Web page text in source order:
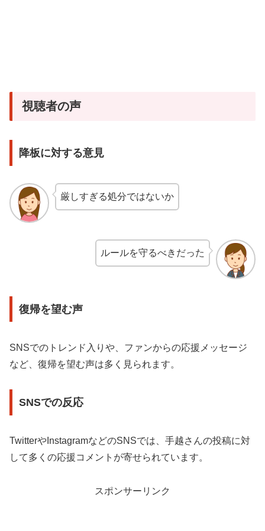
視聴者の声
降板に対する意見
厳しすぎる処分ではないか
ルールを守るべきだった
復帰を望む声
SNSでのトレンド入りや、ファンからの応援メッセージ
など、復帰を望む声は多く見られます。
SNSでの反応
TwitterやInstagramなどのSNSでは、手越さんの投稿に対
して多くの応援コメントが寄せられています。
スポンサーリンク